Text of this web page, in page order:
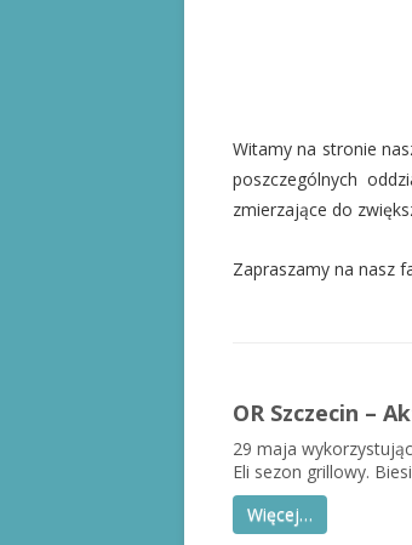
Witamy na stronie
poszczególnych
zmierzające do
Zapraszamy na nasz
OR Szczecin –
29 maja
Eli sezon grillowy.
Więcej…